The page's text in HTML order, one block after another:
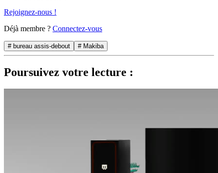
Rejoignez-nous !
Déjà membre ? Connectez-vous
# bureau assis-debout # Makiba
Poursuivez votre lecture :